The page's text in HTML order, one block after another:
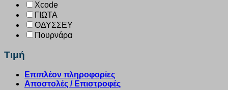
Xcode
ΓΙΩΤΑ
ΟΔΥΣΣΕΥ
Πουρνάρα
Τιμή
Επιπλέον πληροφορίες
Αποστολές / Επιστροφές